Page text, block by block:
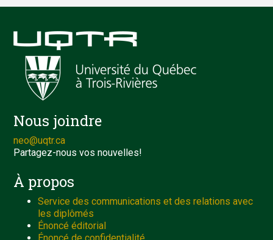
Nous joindre
neo@uqtr.ca
Partagez-nous vos nouvelles!
À propos
Service des communications et des relations avec
les diplômés
Énoncé éditorial